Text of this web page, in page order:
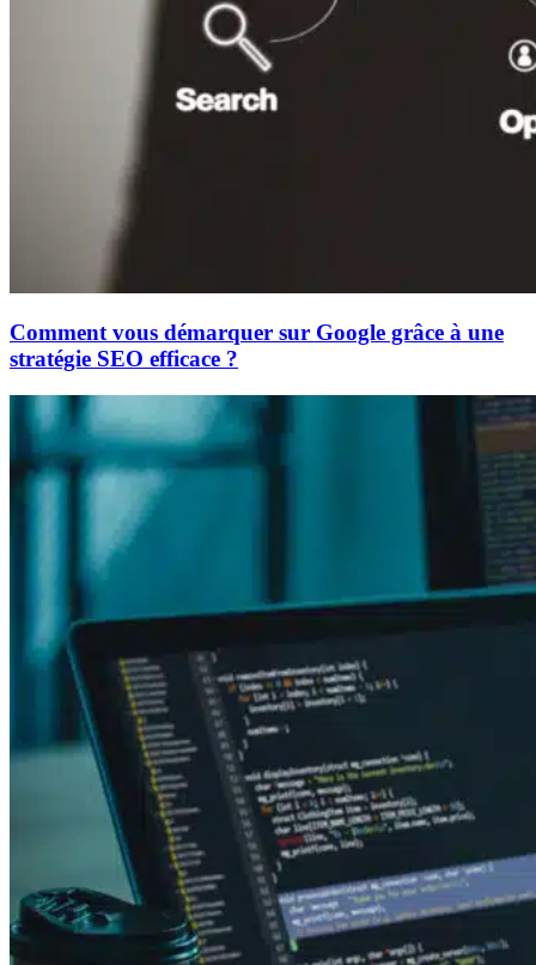
Comment vous démarquer sur Google grâce à une
stratégie SEO efficace ?